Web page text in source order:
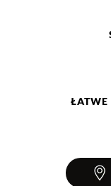
ŁATWE